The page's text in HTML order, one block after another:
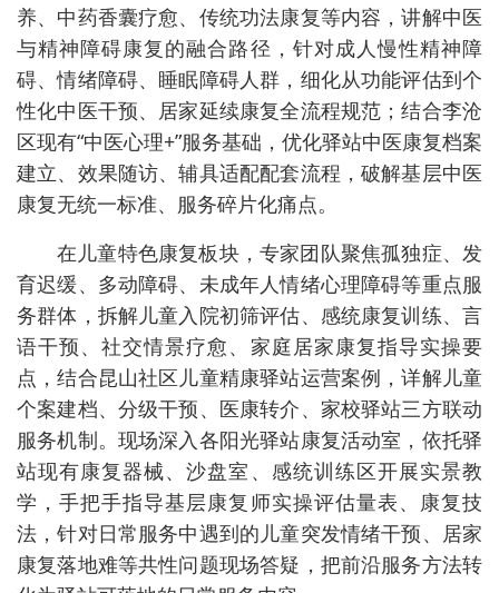
养、中药香囊疗愈、传统功法康复等内容，讲解中医
与精神障碍康复的融合路径，针对成人慢性精神障
碍、情绪障碍、睡眠障碍人群，细化从功能评估到个
性化中医干预、居家延续康复全流程规范；结合李沧
区现有“中医心理+”服务基础，优化驿站中医康复档案
建立、效果随访、辅具适配配套流程，破解基层中医
康复无统一标准、服务碎片化痛点。
在儿童特色康复板块，专家团队聚焦孤独症、发
育迟缓、多动障碍、未成年人情绪心理障碍等重点服
务群体，拆解儿童入院初筛评估、感统康复训练、言
语干预、社交情景疗愈、家庭居家康复指导实操要
点，结合昆山社区儿童精康驿站运营案例，详解儿童
个案建档、分级干预、医康转介、家校驿站三方联动
服务机制。现场深入各阳光驿站康复活动室，依托驿
站现有康复器械、沙盘室、感统训练区开展实景教
学，手把手指导基层康复师实操评估量表、康复技
法，针对日常服务中遇到的儿童突发情绪干预、居家
康复落地难等共性问题现场答疑，把前沿服务方法转